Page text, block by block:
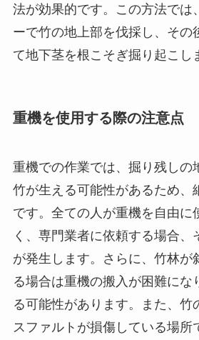
法が効果的です。この方法では
ーで竹の地上部を伐採し、その
て地下茎を根こそぎ掘り起こし
重機を使用する際の注意点
重機での作業では、掘り残しの
竹が生える可能性があるため、
です。全ての人が重機を自由に
く、専門業者に依頼する場合、
が発生します。さらに、竹林が
る場合は重機の搬入が困難にな
る可能性があります。また、竹
スファルトが損傷している場所